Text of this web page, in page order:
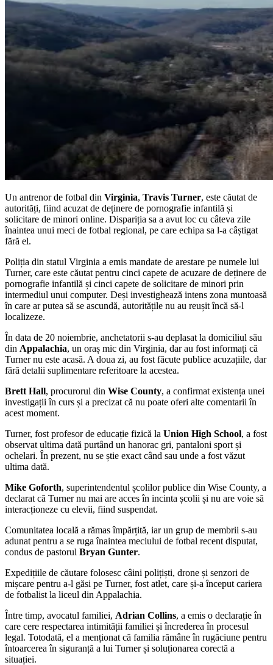
Un antrenor de fotbal din Virginia, Travis Turner, este căutat de
autorități, fiind acuzat de deținere de pornografie infantilă și
solicitare de minori online. Dispariția sa a avut loc cu câteva zile
înaintea unui meci de fotbal regional, pe care echipa sa l-a câștigat
fără el.
Poliția din statul Virginia a emis mandate de arestare pe numele lui
Turner, care este căutat pentru cinci capete de acuzare de deținere de
pornografie infantilă și cinci capete de solicitare de minori prin
intermediul unui computer. Deși investighează intens zona muntoasă
în care ar putea să se ascundă, autoritățile nu au reușit încă să-l
localizeze.
În data de 20 noiembrie, anchetatorii s-au deplasat la domiciliul său
din Appalachia, un oraș mic din Virginia, dar au fost informați că
Turner nu este acasă. A doua zi, au fost făcute publice acuzațiile, dar
fără detalii suplimentare referitoare la acestea.
Brett Hall, procurorul din Wise County, a confirmat existența unei
investigații în curs și a precizat că nu poate oferi alte comentarii în
acest moment.
Turner, fost profesor de educație fizică la Union High School, a fost
observat ultima dată purtând un hanorac gri, pantaloni sport și
ochelari. În prezent, nu se știe exact când sau unde a fost văzut
ultima dată.
Mike Goforth, superintendentul școlilor publice din Wise County, a
declarat că Turner nu mai are acces în incinta școlii și nu are voie să
interacționeze cu elevii, fiind suspendat.
Comunitatea locală a rămas împărțită, iar un grup de membrii s-au
adunat pentru a se ruga înaintea meciului de fotbal recent disputat,
condus de pastorul Bryan Gunter.
Expedițiile de căutare folosesc câini polițiști, drone și senzori de
mișcare pentru a-l găsi pe Turner, fost atlet, care și-a început cariera
de fotbalist la liceul din Appalachia.
Între timp, avocatul familiei, Adrian Collins, a emis o declarație în
care cere respectarea intimității familiei și încrederea în procesul
legal. Totodată, el a menționat că familia rămâne în rugăciune pentru
întoarcerea în siguranță a lui Turner și soluționarea corectă a
situației.